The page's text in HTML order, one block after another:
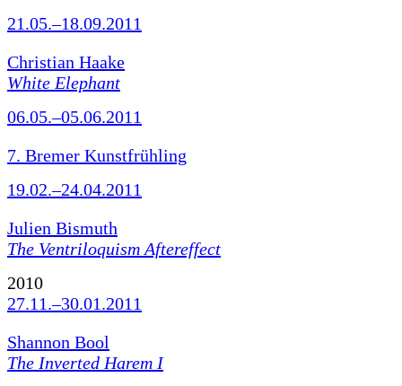
21.05.–18.09.2011
Christian Haake
White Elephant
06.05.–05.06.2011
7. Bremer Kunstfrühling
19.02.–24.04.2011
Julien Bismuth
The Ventriloquism Aftereffect
2010
27.11.–30.01.2011
Shannon Bool
The Inverted Harem I